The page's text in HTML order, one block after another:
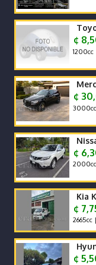
El
¢
1200cc
¢
En
¢
Kia
¢
2665cc
¢